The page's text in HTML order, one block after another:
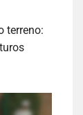
terreno: